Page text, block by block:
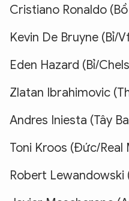
Cristiano Ronaldo
Kevin De Bruyne (Bỉ/
Eden Hazard (Bỉ/
Zlatan Ibrahimovic
Andres Iniesta (Tây
Toni Kroos (Đức/Real
Robert Lewandowski